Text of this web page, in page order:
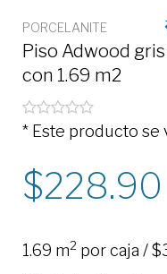
PORCELANITE
Piso Adwood
con 1.69 m2
* Este producto se
228.90
1.69 m2 por caja /